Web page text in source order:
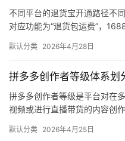
不同平台的退货宝开通路径不
对应功能为“退货包运费”，
默认分类 2026年4月28日
拼多多创作者等级体系划
拼多多创作者等级是平台对在
视频或进行直播带货的内容创
同等级…
默认分类 2026年4月25日